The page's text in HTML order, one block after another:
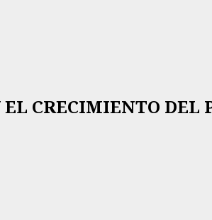
CRECIMIENTO DEL